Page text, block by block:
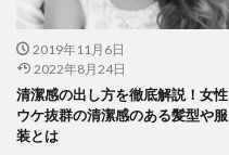
2019年11月6日
2022年8月24日
清潔感の出し方を徹底解説！女性
ウケ抜群の清潔感のある髪型や服
装とは